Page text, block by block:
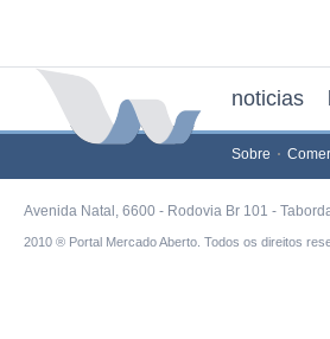
noticias
Sobre
Avenida Natal, 6600 - Rodovia Br 101 -
2010 ® Portal Mercado Aberto. Todos os direitos